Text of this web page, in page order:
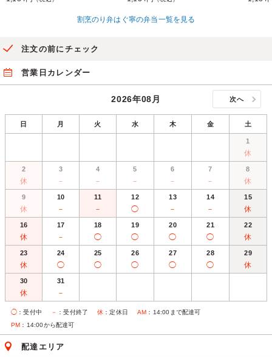
割烹のり弁はぐ寧の弁当一覧を見る
注文の前にチェック
営業日カレンダー
2026年08月 次へ
日 月 火 水 木 金 土
1
休
2
休
3
－
4
－
5
－
6
－
7
－
8
休
9
休
10
－
11
－
12
◯
13
－
14
－
15
休
16
休
17
－
18
◯
19
◯
20
◯
21
◯
22
休
23
休
24
◯
25
◯
26
◯
27
◯
28
◯
29
休
30
休
31
－
◯ ：受付中 － ：受付終了 休 ：定休日 AM ：14:00まで配達可
PM ：14:00から配達可
配達エリア